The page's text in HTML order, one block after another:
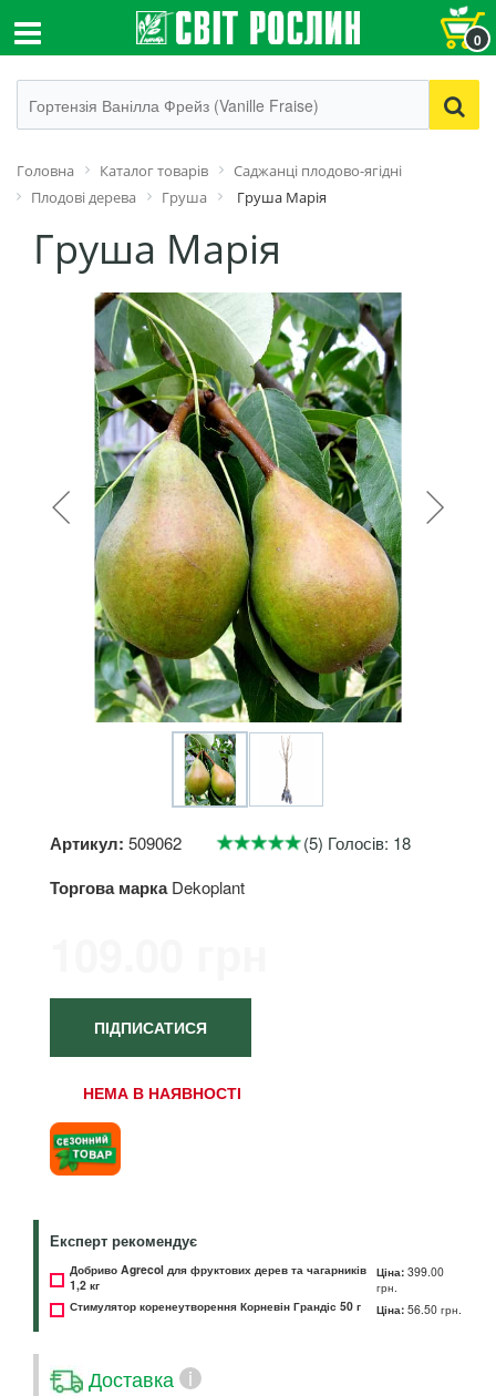
0
Головна Каталог товарів
Саджанці плодово-ягідні
Плодові дерева
Груша Груша Марія
Груша Марія
Артикул: 509062 (5) Голосів: 18
Торгова марка Dekoplant
ПІДПИСАТИСЯ
НЕМА В НАЯВНОСТІ
Експерт рекомендує
Добриво Agrecol для фруктових дерев та чагарників
1,2 кг
Ціна: 399.00
грн.
Стимулятор коренеутворення Корневін Грандіс 50 г
Ціна: 56.50 грн.
Доставка i